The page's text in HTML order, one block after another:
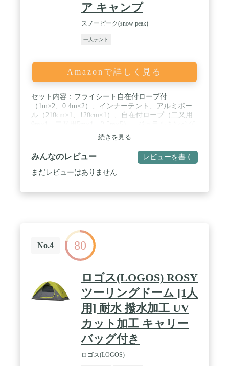
ア キャンプ
スノーピーク(snow peak)
一人テント
Amazonで詳しく見る
セット内容：フライシート自在付ロープ付
（1m×2、0.4m×2）、インナーテント、アルミポー
ル（210cm×1、120cm×1）、自在付ロープ（二又用
（21cm×12）、キャリーバッグ、ポールケース、ペ
グケース / 材質：フライシート／210Dポリエステル
オックス・遮光ピグメントPUコーティング耐水圧
3,000mmミニマム・撥水加工・UVカット加工、イン
ナーテント／68Dポリエステルタフタ（ウォール
続きを見る
みんなのレビュー レビューを書く
まだレビューはありません
No.4 80
ロゴス(LOGOS) ROSY
ツーリングドーム [1人
用] 耐水 撥水加工 UV
カット加工 キャリー
バッグ付き
ロゴス(LOGOS)